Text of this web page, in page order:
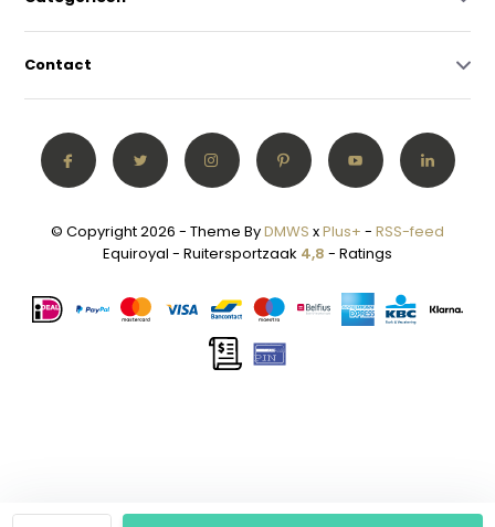
Contact
© Copyright 2026 - Theme ByDMWS xPlus+ - RSS-feed
Equiroyal - Ruitersportzaak 4,8 - Ratings